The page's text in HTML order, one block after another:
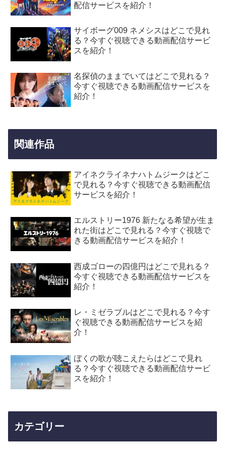
配信サービスを紹介！
サイボーグ009 ネメシスはどこで見れ
る？今すぐ視聴できる動画配信サービ
スを紹介！
名探偵のままでいてはどこで見れる？
今すぐ視聴できる動画配信サービスを
紹介！
関連作品
アイネクライネナハトムジークはどこ
で見れる？今すぐ視聴できる動画配信
サービスを紹介！
エルストリー1976 新たなる希望が生ま
れた街はどこで見れる？今すぐ視聴で
きる動画配信サービスを紹介！
西成ゴローの四億円はどこで見れる？
今すぐ視聴できる動画配信サービスを
紹介！
レ・ミゼラブルはどこで見れる？今す
ぐ視聴できる動画配信サービスを紹
介！
ぼくの歌が聴こえたらはどこで見れ
る？今すぐ視聴できる動画配信サービ
スを紹介！
カテゴリー